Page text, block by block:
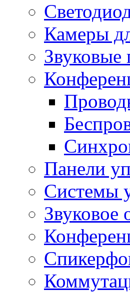
Камеры
Звуковые
Панели
Системы
Звуковое